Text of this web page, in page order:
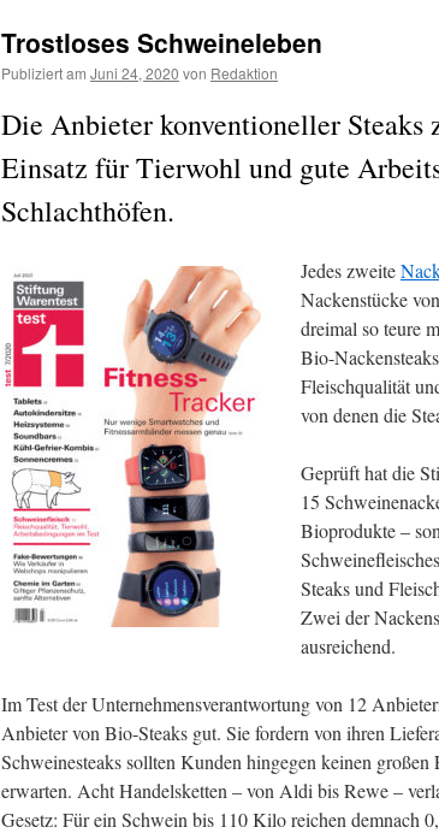
Trostloses Schweineleben
Publiziert am Juni 24, 2020 von Redaktion
Die Anbieter konventioneller Steaks
Einsatz für Tierwohl und gute
Schlachthöfen.
Jedes zweite
Nackenstücke
dreimal so teure
Bio-
Fleischqualität
von denen die
Geprüft hat die
15
Bioprodukte –
Steaks und
Zwei der
ausreichend.
Im Test der Unternehmensverantwortung von 12
Anbieter von Bio-Steaks gut. Sie fordern von ihren
Schweinesteaks sollten Kunden hingegen keinen
erwarten. Acht Handelsketten – von Aldi bis Rewe –
Gesetz: Für ein Schwein bis 110 Kilo reichen demnach